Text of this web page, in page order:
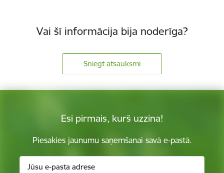
Vai šī informācija bija noderīga?
Sniegt atsauksmi
Esi pirmais, kurš uzzina!
Piesakies jaunumu saņemšanai savā e-pastā.